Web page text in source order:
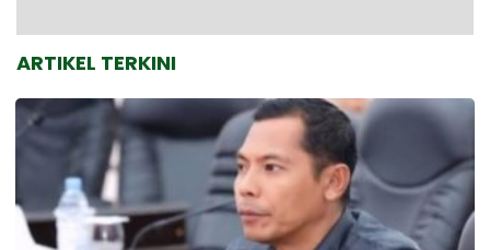
ARTIKEL TERKINI